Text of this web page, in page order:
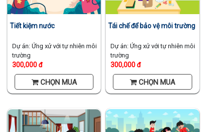
Tiết kiệm nước
Dự án: Ứng xử với tự nhiên môi
trường
300,000 đ
CHỌN MUA
Tái chế để bảo vệ môi trường
Dự án: Ứng xử với tự nhiên môi
trường
300,000 đ
CHỌN MUA